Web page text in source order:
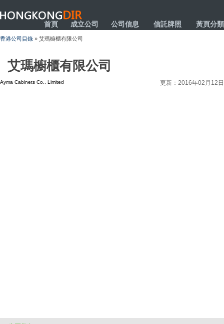
HONGKONGDIR
首頁 成立公司 公司信息 信託牌照 黃頁分類
香港公司目錄 » 艾瑪櫥櫃有限公司
艾瑪櫥櫃有限公司
Ayma Cabinets Co., Limited 更新：2016年02月12日